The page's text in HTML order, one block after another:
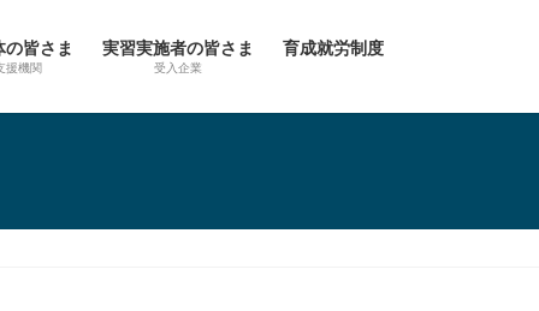
の皆さま
援機関
実習実施者の皆さま
受入企業
育成就労制度